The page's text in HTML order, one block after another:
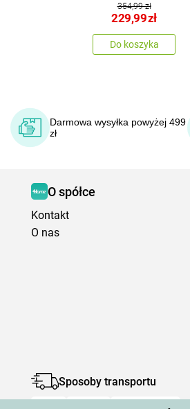
354,99 zł
229,99zł
Do koszyka
Darmowa wysyłka powyżej 499
zł
O spółce
Kontakt
O nas
Sposoby transportu